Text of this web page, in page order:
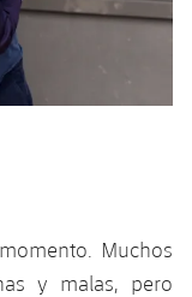
Muchos
y malas, pero